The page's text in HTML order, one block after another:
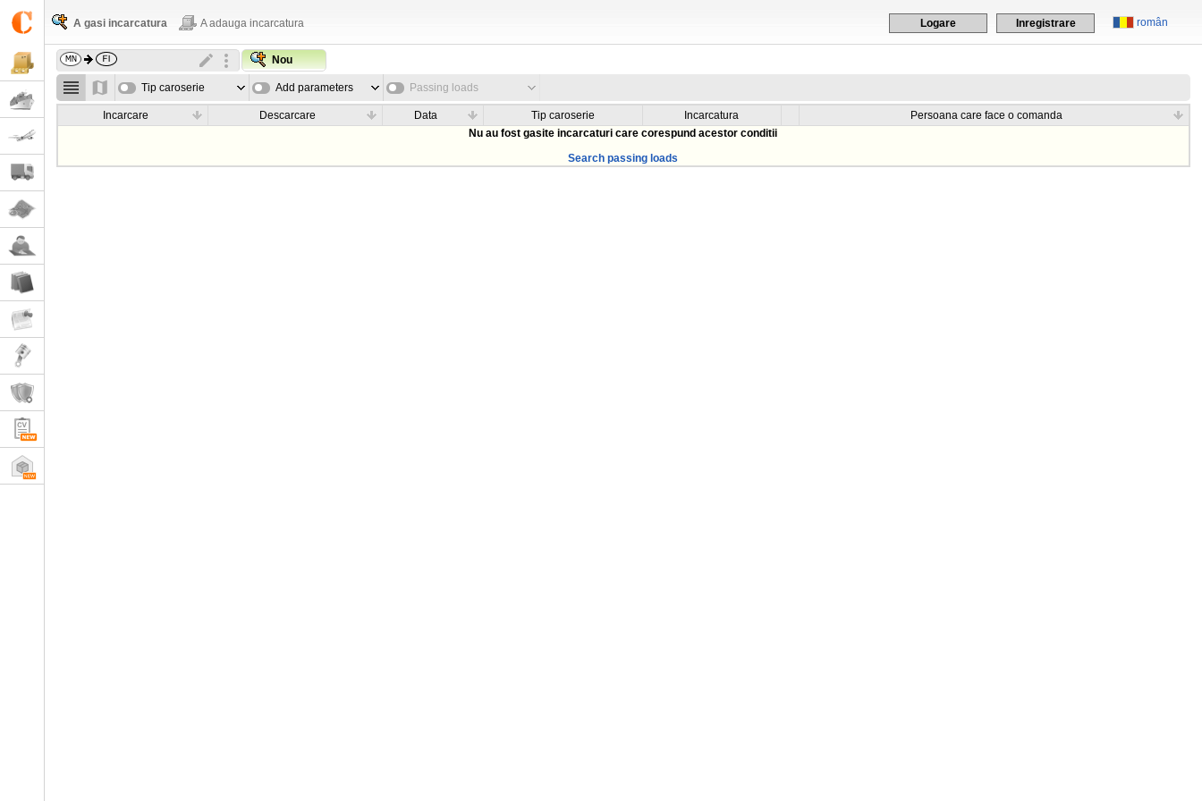
român
Logare Inregistrare
A gasi incarcatura A adauga incarcatura
Nou
Tip caroserie Add parameters Passing loads
Incarcare Descarcare Data Tip caroserie Incarcatura
Persoana care face o comanda
Nu au fost gasite incarcaturi care corespund acestor conditii
Search passing loads